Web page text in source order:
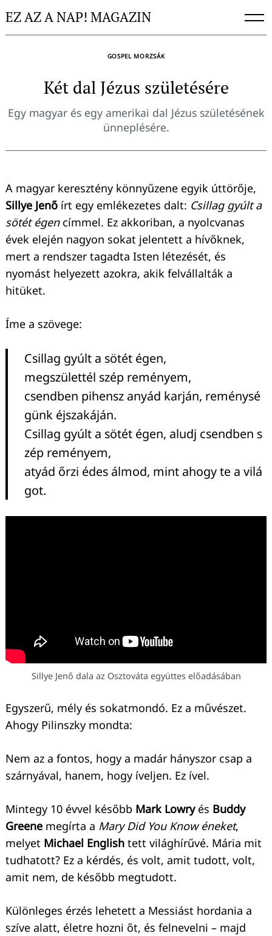
toEZ AZ A NAP! MAGAZIN
GOSPEL MORZSÁK
Két dal Jézus születésére
Egy magyar és egy amerikai dal Jézus születésének
ünneplésére.
A magyar keresztény könnyűzene egyik úttörője,
Sillye Jenő írt egy emlékezetes dalt: Csillag gyúlt a
sötét égencímmel. Ez akkoriban, a nyolcvanas
évek elején nagyon sokat jelentett a hívőknek,
mert a rendszer tagadta Isten létezését, és
nyomást helyezett azokra, akik felvállalták a
hitüket.
Íme a szövege:
Csillag gyúlt a sötét égen,
megszülettél szép reményem,
csendben pihensz anyád karján, reménysé
günk éjszakáján.
Csillag gyúlt a sötét égen, aludj csendben s
zép reményem,
atyád őrzi édes álmod, mint ahogy te a vilá
got.
Sillye Jenő dala az Osztováta együttes előadásában
Egyszerű, mély és sokatmondó. Ez a művészet.
Ahogy Pilinszky mondta:
Nem az a fontos, hogy a madár hányszor csap a
szárnyával, hanem, hogy íveljen. Ez ível.
Mintegy 10 évvel később Mark Lowryés Buddy
Greene megírta a Mary Did You Know éneket,
melyet Michael English tett világhírűvé. Mária mit
tudhatott? Ez a kérdés, és volt, amit tudott, volt,
amit nem, de később megtudott.
Különleges érzés lehetett a Messiást hordania a
szíve alatt, életre hozni őt, és felnevelni – majd
Keresés: